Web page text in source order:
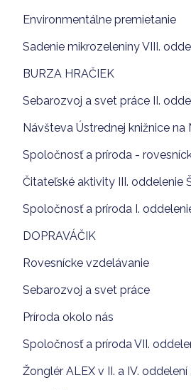
Environmentálne premietanie
Sadenie mikrozeleniny VIII.
BURZA HRAČIEK
Sebarozvoj a svet práce II.
Návšteva Ústrednej knižnice na
Spoločnosť a príroda -
Čitateľské aktivity III. oddelenie
Spoločnosť a príroda I.
DOPRAVÁČIK
Rovesnícke vzdelávanie
Sebarozvoj a svet práce
Príroda okolo nás
Spoločnosť a príroda VII.
Žonglér ALEX v II. a IV. oddelení